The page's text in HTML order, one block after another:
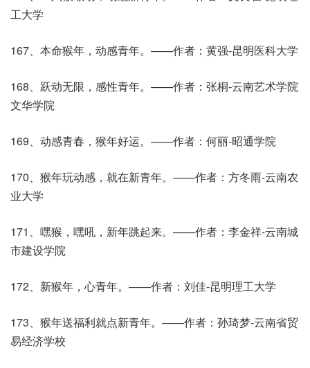
工大学
167、本命猴年，动感青年。——作者：黄强-昆明医科大学
168、跃动无限，感性青年。——作者：张桐-云南艺术学院
文华学院
169、动感青春，猴年好运。——作者：何丽-昭通学院
170、猴年玩动感，就在新青年。——作者：方冬雨-云南农
业大学
171、嘿猴，嘿吼，新年跳起来。——作者：李金祥-云南城
市建设学院
172、新猴年，心青年。——作者：刘佳-昆明理工大学
173、猴年送福利就点新青年。——作者：孙琦梦-云南省贸
易经济学校